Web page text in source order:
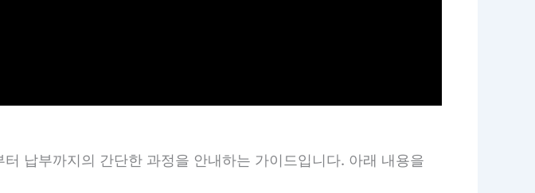
납부까지의 간단한 과정을 안내하는 가이드입니다. 아래 내용을